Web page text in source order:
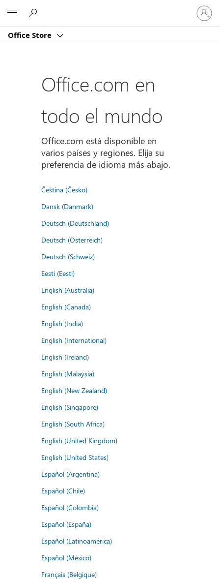
Office Store
Iniciar
sesión
en
cuenta
Office.com en
todo el mundo
Office.com está disponible en
varios países y regiones. Elija su
preferencia de idioma más abajo.
Čeština (Česko)
Dansk (Danmark)
Deutsch (Deutschland)
Deutsch (Österreich)
Deutsch (Schweiz)
Eesti (Eesti)
English (Australia)
English (Canada)
English (India)
English (International)
English (Ireland)
English (Malaysia)
English (New Zealand)
English (Singapore)
English (South Africa)
English (United Kingdom)
English (United States)
Español (Argentina)
Español (Chile)
Español (Colombia)
Español (España)
Español (Latinoamérica)
Español (México)
Français (Belgique)